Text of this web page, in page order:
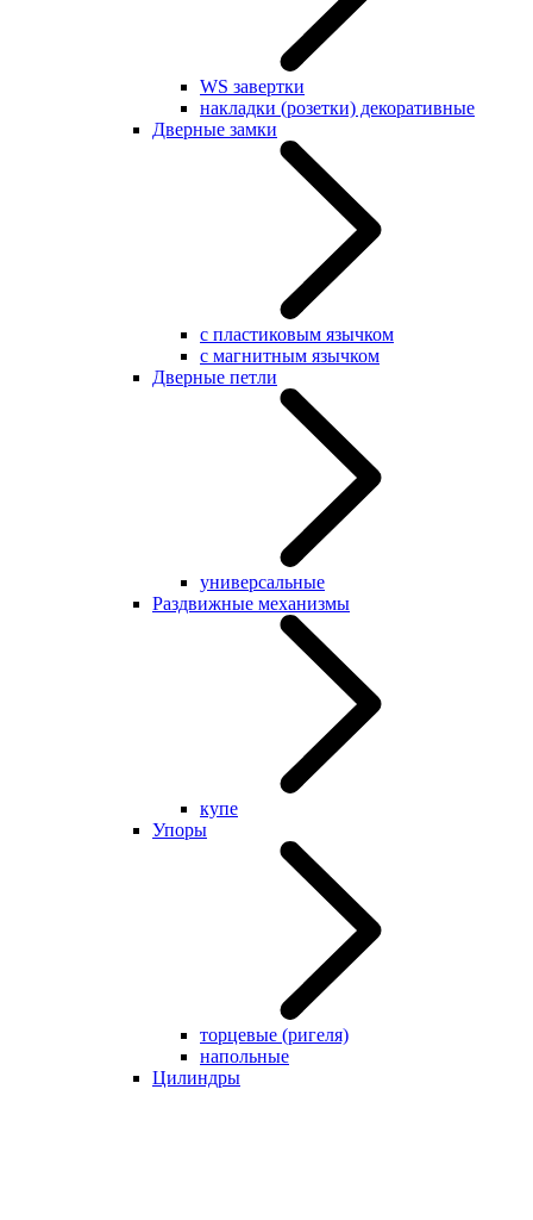
WS завертки
накладки (розетки) декоративные
Дверные замки
с пластиковым язычком
с магнитным язычком
Дверные петли
универсальные
Раздвижные механизмы
купе
Упоры
торцевые (ригеля)
напольные
Цилиндры